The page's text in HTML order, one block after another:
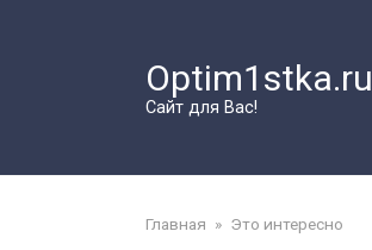
Optim1stka.ru
Сайт для Вас!
Главная » Это интересно